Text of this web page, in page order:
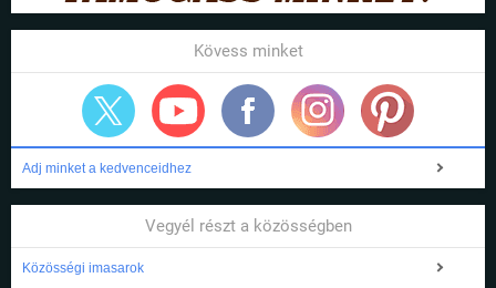
Kövess minket
Adj minket a kedvenceidhez
Vegyél részt a közösségben
Közösségi imasarok